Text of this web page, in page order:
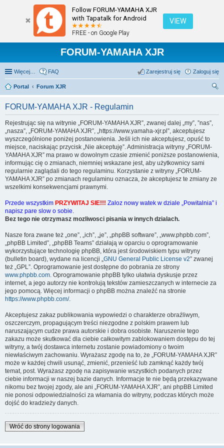
Follow FORUM-YAMAHA XJR
with Tapatalk for Android
FREE - on Google Play
VIEW
FORUM-YAMAHA XJR
Więcej… FAQ Zaloguj się
Zarejestruj się
Portal
Forum XJR
FORUM-YAMAHA XJR - Regulamin
Rejestrując się na witrynie „FORUM-YAMAHA XJR”, zwanej dalej „my”, ”nas”,
„nasza”, „FORUM-YAMAHA XJR”, „https://www.yamaha-xjr.pl”, akceptujesz
wyszczególnione poniżej postanowienia. Jeśli ich nie akceptujesz, opuść to
miejsce, naciskając przycisk „Nie akceptuję”. Administracja witryny „FORUM-
YAMAHA XJR” ma prawo w dowolnym czasie zmienić poniższe postanowienia,
informując cię o zmianach, niemniej wskazane jest, aby użytkownicy sami
regularnie zaglądali do tego regulaminu. Korzystanie z witryny „FORUM-
YAMAHA XJR” po zmianach regulaminu oznacza, że akceptujesz te zmiany ze
wszelkimi konsekwencjami prawnymi.
Przede wszystkim PRZYWITAJ SIE!!! Zaloz nowy watek w dziale „Powitalnia” i
napisz pare slow o sobie.
Bez tego nie otrzymasz mozliwosci pisania w innych dzialach.
Nasze fora zwane też „one”, „ich”, „je”, „phpBB software”, „www.phpbb.com”,
„phpBB Limited”, „phpBB Teams” działają w oparciu o oprogramowanie
wykorzystujące technologię phpBB, która jest środowiskiem typu witryny
(bulletin board), wydane na licencji „GNU General Public License v2” zwanej
też „GPL”. Oprogramowanie jest dostępne do pobrania ze strony
www.phpbb.com. Oprogramowanie phpBB tylko ułatwia dyskusje przez
internet, a jego autorzy nie kontrolują tekstów zamieszczanych w internecie za
jego pomocą. Więcej informacji o phpBB można znaleźć na stronie
https://www.phpbb.com/.
Akceptujesz zakaz publikowania wypowiedzi o charakterze obraźliwym,
oszczerczym, propagującym treści niezgodne z polskim prawem lub
naruszającym cudze prawa autorskie i dobra osobiste. Naruszenie tego
zakazu może skutkować dla ciebie całkowitym zablokowaniem dostępu do tej
witryny, a twój dostawca internetu zostanie powiadomiony o twoim
niewłaściwym zachowaniu. Wyrażasz zgodę na to, że „FORUM-YAMAHA XJR”
może w każdej chwili usunąć, zmienić, przenieść lub zamknąć każdy twój
temat, post. Wyrażasz zgodę na zapisywanie wszystkich podanych przez
ciebie informacji w naszej bazie danych. Informacje te nie będą przekazywane
nikomu bez twojej zgody, ale ani „FORUM-YAMAHA XJR”, ani phpBB Limited
nie ponosi odpowiedzialności za włamania do witryny, podczas których może
dojść do kradzieży danych.
Wróć do strony logowania